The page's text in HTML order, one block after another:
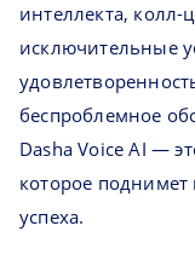
интеллекта, колл-
исключительные
беспроблемное
Dasha Voice AI —
которое
успеха.